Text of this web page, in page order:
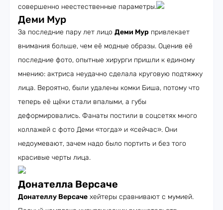
совершенно неестественные параметры.
Деми Мур
За последние пару лет лицо Деми Мур привлекает
внимания больше, чем её модные образы. Оценив её
последние фото, опытные хирурги пришли к единому
мнению: актриса неудачно сделала круговую подтяжку
лица. Вероятно, были удалены комки Биша, потому что
теперь её щёки стали впалыми, а губы
деформировались. Фанаты постили в соцсетях много
коллажей с фото Деми «тогда» и «сейчас». Они
недоумевают, зачем надо было портить и без того
красивые черты лица.
Донателла Версаче
Донателлу Версаче хейтеры сравнивают с мумией.